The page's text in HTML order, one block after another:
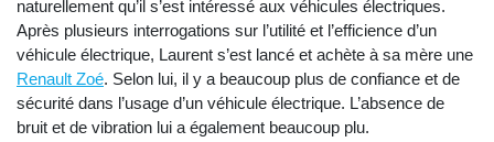
naturellement qu’il s’est intéressé aux véhicules électriques.
Après plusieurs interrogations sur l’utilité et l’efficience d’un
véhicule électrique, Laurent s’est lancé et achète à sa mère une
Renault Zoé. Selon lui, il y a beaucoup plus de confiance et de
sécurité dans l’usage d’un véhicule électrique. L’absence de
bruit et de vibration lui a également beaucoup plu.